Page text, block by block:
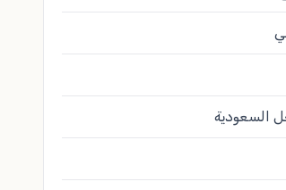
السعودية